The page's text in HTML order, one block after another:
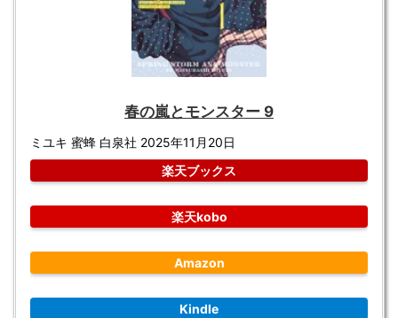
春の嵐とモンスター 9
ミユキ 蜜蜂 白泉社 2025年11月20日
楽天ブックス
楽天kobo
Amazon
Kindle